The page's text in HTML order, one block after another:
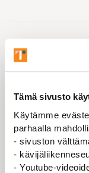
Tämä sivusto
Käytämme
parhaalla
- sivuston
-
- Youtube-